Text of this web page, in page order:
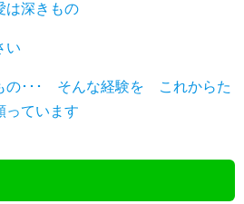
は深きもの
い
の･･･ そんな経験を これからた
ています